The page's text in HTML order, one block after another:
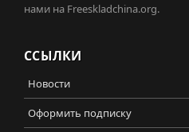
нами на Freeskladchina.org.
ССЫЛКИ
Новости
Оформить подписку